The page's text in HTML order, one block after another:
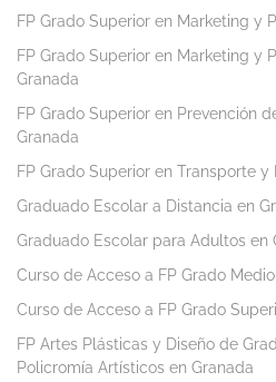
FP Grado Superior en Marketing y
FP Grado Superior en Marketing y
Granada
FP Grado Superior en Prevención
Granada
FP Grado Superior en Transporte
Graduado Escolar a Distancia en
Graduado Escolar para Adultos en
Curso de Acceso a FP Grado
Curso de Acceso a FP Grado
FP Artes Plásticas y Diseño de
Policromía Artísticos en Granada